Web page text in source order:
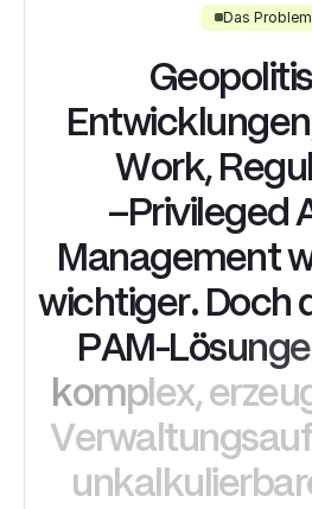
Das Problem
Geopolitis
Entwicklungen
Work,Regul
–Privileged
Management
wichtiger. Doch
PAM-Lösunge
komplex,erzeu
Verwaltungsau
unkalkulierbar